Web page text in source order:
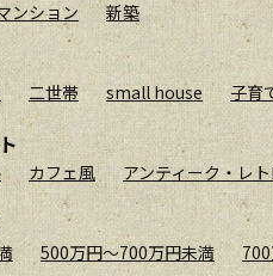
ンション 新築
二世帯 small house 子育
カフェ風 アンティーク・レト
500万円〜700万円未満